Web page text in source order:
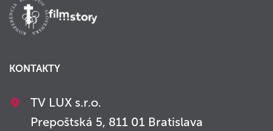
KONTAKTY
TV LUX s.r.o.
Prepoštská 5, 811 01 Bratislava